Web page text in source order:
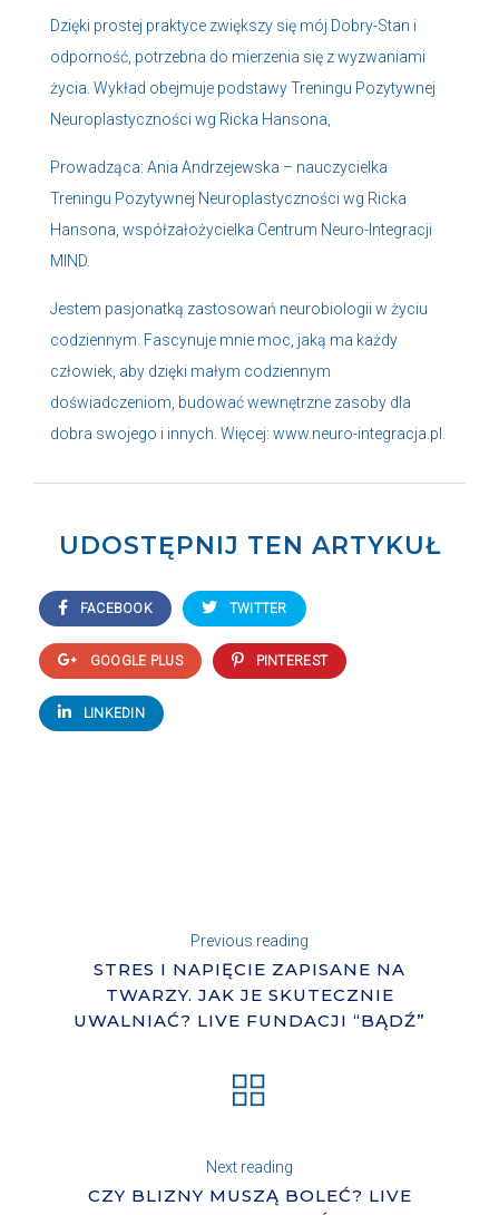
Dzięki prostej praktyce zwiększy się mój Dobry-Stan i
odporność, potrzebna do mierzenia się z wyzwaniami
życia. Wykład obejmuje podstawy Treningu Pozytywnej
Neuroplastyczności wg Ricka Hansona,
Prowadząca: Ania Andrzejewska – nauczycielka
Treningu Pozytywnej Neuroplastyczności wg Ricka
Hansona, współzałożycielka Centrum Neuro-Integracji
MIND.
Jestem pasjonatką zastosowań neurobiologii w życiu
codziennym. Fascynuje mnie moc, jaką ma każdy
człowiek, aby dzięki małym codziennym
doświadczeniom, budować wewnętrzne zasoby dla
dobra swojego i innych. Więcej: www.neuro-integracja.pl.
UDOSTĘPNIJ TEN ARTYKUŁ
FACEBOOK TWITTER
GOOGLE PLUS PINTEREST
LINKEDIN
Previous reading
STRES I NAPIĘCIE ZAPISANE NA
TWARZY. JAK JE SKUTECZNIE
UWALNIAĆ? LIVE FUNDACJI “BĄDŹ”
Next reading
CZY BLIZNY MUSZĄ BOLEĆ? LIVE